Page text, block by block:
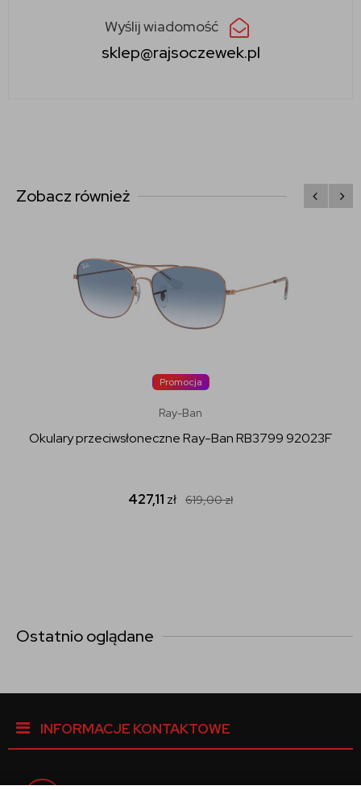
Wyślij wiadomość
sklep@rajsoczewek.pl
Zobacz również
Promocja
Ray-Ban
Okulary przeciwsłoneczne Ray-Ban RB3799 92023F
427,11 zł 619,00zł
Ostatnio oglądane
INFORMACJE KONTAKTOWE